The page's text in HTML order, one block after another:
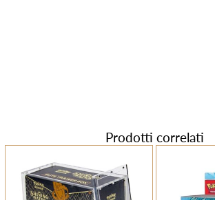
Prodotti correlati